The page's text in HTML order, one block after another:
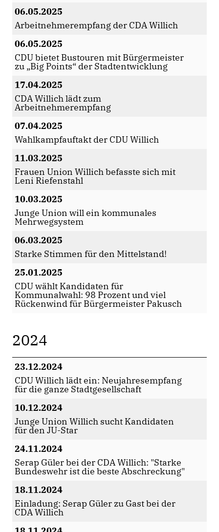
06.05.2025
Arbeitnehmerempfang der CDA Willich
06.05.2025
CDU bietet Bustouren mit Bürgermeister
zu „Big Points“ der Stadtentwicklung
17.04.2025
CDA Willich lädt zum
Arbeitnehmerempfang
07.04.2025
Wahlkampfauftakt der CDU Willich
11.03.2025
Frauen Union Willich befasste sich mit
Leni Riefenstahl
10.03.2025
Junge Union will ein kommunales
Mehrwegsystem
06.03.2025
Starke Stimmen für den Mittelstand!
25.01.2025
CDU wählt Kandidaten für
Kommunalwahl: 98 Prozent und viel
Rückenwind für Bürgermeister Pakusch
2024
23.12.2024
CDU Willich lädt ein: Neujahresempfang
für die ganze Stadtgesellschaft
10.12.2024
Junge Union Willich sucht Kandidaten
für den JU-Star
24.11.2024
Serap Güler bei der CDA Willich: "Starke
Bundeswehr ist die beste Abschreckung"
18.11.2024
Einladung: Serap Güler zu Gast bei der
CDA Willich